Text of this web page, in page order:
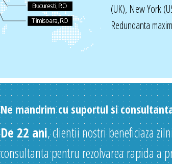
(UK), New York
Redundanta
Ne mandrim cu suportul si
De 22 ani, clientii nostri beneficiaza
consultanta pentru rezolvarea rapida a